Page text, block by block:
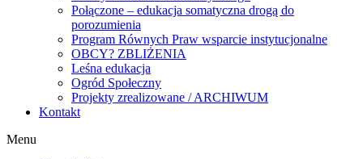
Połączone – edukacja somatyczna drogą do
porozumienia
Program Równych Praw wsparcie instytucjonalne
OBCY? ZBLIŻENIA
Leśna edukacja
Ogród Społeczny
Projekty zrealizowane / ARCHIWUM
Kontakt
Menu